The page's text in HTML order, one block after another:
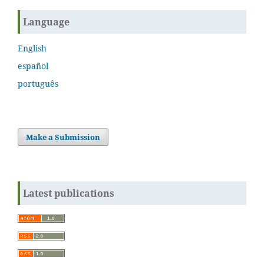
Language
English
español
português
Make a Submission
Latest publications